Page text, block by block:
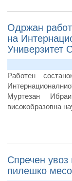
Одржан
на
Универзитет
Работен
Муртезан
високобразовна
Спречен
пилешко